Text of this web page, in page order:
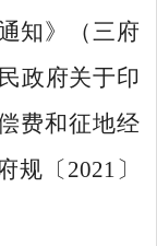
知》（ 三 府
政府关于印
费和征地经
规 〔 2021 〕